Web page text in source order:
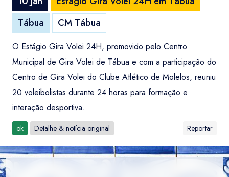
Tábua
CM Tábua
O Estágio Gira Volei 24H, promovido pelo Centro
Municipal de Gira Volei de Tábua e com a participação do
Centro de Gira Volei do Clube Atlético de Molelos, reuniu
20 voleibolistas durante 24 horas para formação e
interação desportiva.
ok Detalhe & notícia original Reportar